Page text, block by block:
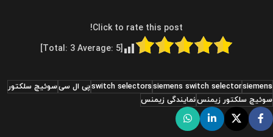
Click to rate this post!
[Total:
3 Average: 5
]
siemens
siemens switch selector
switch selectorsپی ال سیسوئیچ سلکتور
سوئیچ سلکتور زیمنسنمایندگی زیمنس